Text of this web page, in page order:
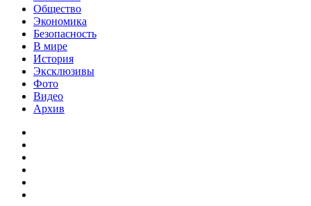
Общество
Экономика
Безопасность
В мире
История
Эксклюзивы
Фото
Видео
Архив